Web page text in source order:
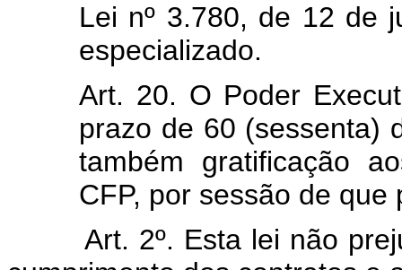
Lei nº 3.780, de 12 de
especializado.
Art. 20. O Poder
prazo de 60 (sessenta)
também gratificação
CFP, por sessão de que
Art. 2º. Esta lei não